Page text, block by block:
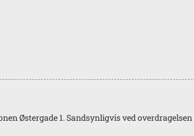
Østergade 1. Sandsynligvis ved overdragelsen